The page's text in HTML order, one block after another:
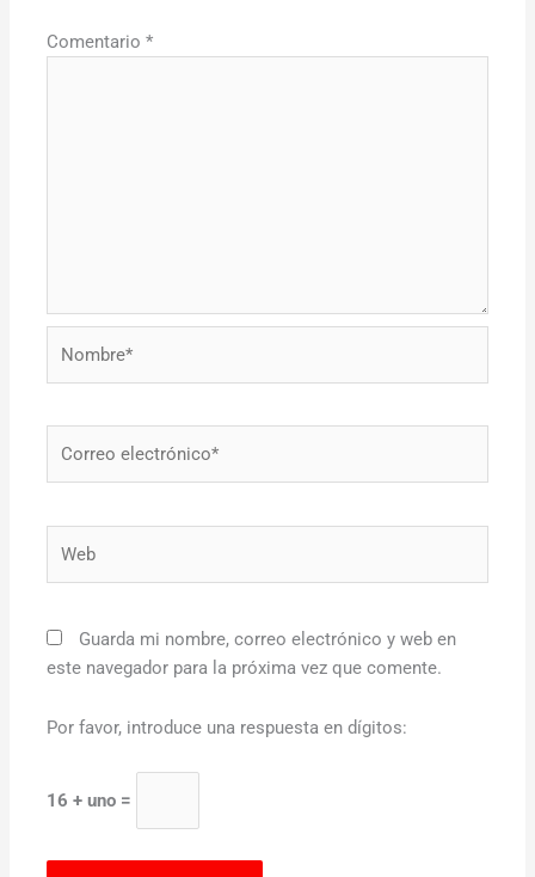
Comentario*
Guarda mi nombre, correo electrónico y web en
este navegador para la próxima vez que comente.
Por favor, introduce una respuesta en dígitos:
16 + uno =